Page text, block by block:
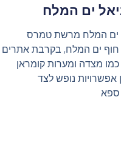
ים המלח
ים המלח מרשת טמרס
ים המלח, בקרבת אתרים
כמו מצדה ומערות קומראן
אפשרויות נופש לצד
ספא